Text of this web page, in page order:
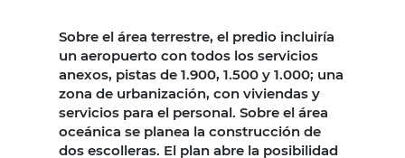
Sobre el área terrestre, el predio incluiría
un aeropuerto con todos los servicios
anexos, pistas de 1.900, 1.500 y 1.000; una
zona de urbanización, con viviendas y
servicios para el personal. Sobre el área
oceánica se planea la construcción de
dos escolleras. El plan abre la posibilidad